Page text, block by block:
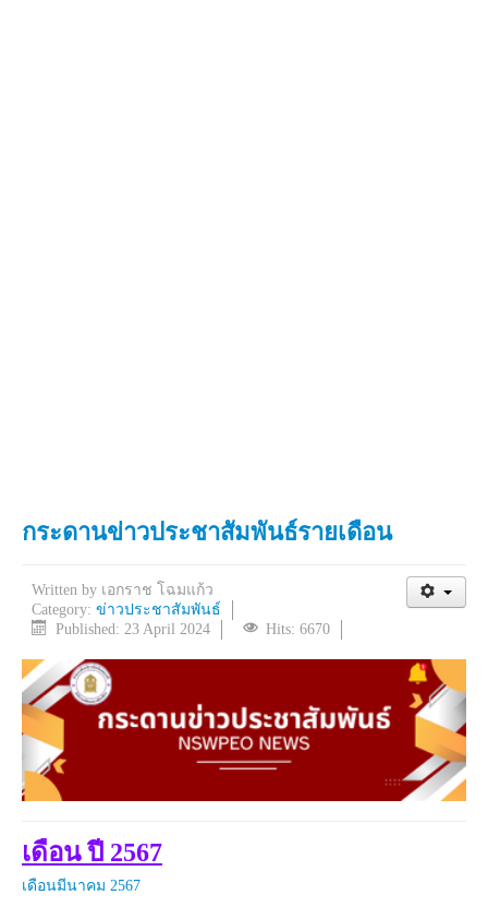
กระดานข่าวประชาสัมพันธ์รายเดือน
Written by เอกราช โฉมแก้ว
Category: ข่าวประชาสัมพันธ์
Published: 23 April 2024
Hits: 6670
เดือน ปี 2567
เดือนมีนาคม 2567